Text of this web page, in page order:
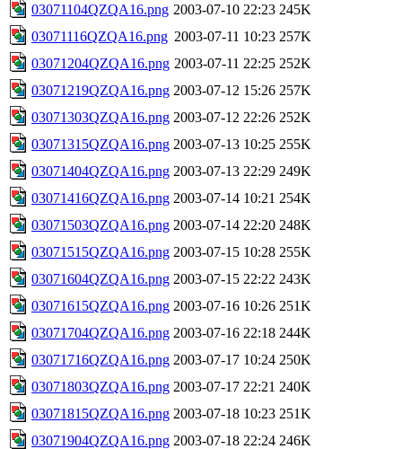
03071104QZQA16.png 2003-07-10 22:23 245K
03071116QZQA16.png 2003-07-11 10:23 257K
03071204QZQA16.png 2003-07-11 22:25 252K
03071219QZQA16.png 2003-07-12 15:26 257K
03071303QZQA16.png 2003-07-12 22:26 252K
03071315QZQA16.png 2003-07-13 10:25 255K
03071404QZQA16.png 2003-07-13 22:29 249K
03071416QZQA16.png 2003-07-14 10:21 254K
03071503QZQA16.png 2003-07-14 22:20 248K
03071515QZQA16.png 2003-07-15 10:28 255K
03071604QZQA16.png 2003-07-15 22:22 243K
03071615QZQA16.png 2003-07-16 10:26 251K
03071704QZQA16.png 2003-07-16 22:18 244K
03071716QZQA16.png 2003-07-17 10:24 250K
03071803QZQA16.png 2003-07-17 22:21 240K
03071815QZQA16.png 2003-07-18 10:23 251K
03071904QZQA16.png 2003-07-18 22:24 246K